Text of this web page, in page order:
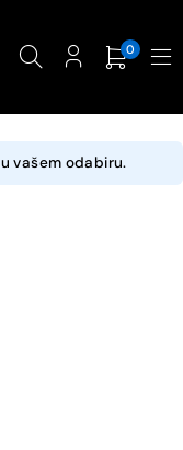
0
vašem odabiru.